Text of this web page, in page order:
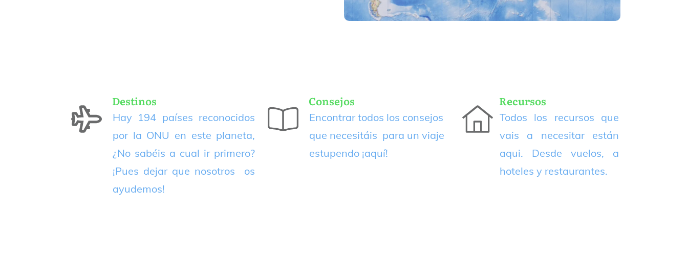
Destinos
Hay 194 países reconocidos
por la ONU en este planeta,
¿No sabéis a cual ir primero?
¡Pues dejar que nosotros os
ayudemos!
Consejos
Encontrar todos los consejos
que necesitáis para un viaje
estupendo ¡aquí!
Recursos
Todos los recursos que
vais a necesitar están
aqui. Desde vuelos, a
hoteles y restaurantes.